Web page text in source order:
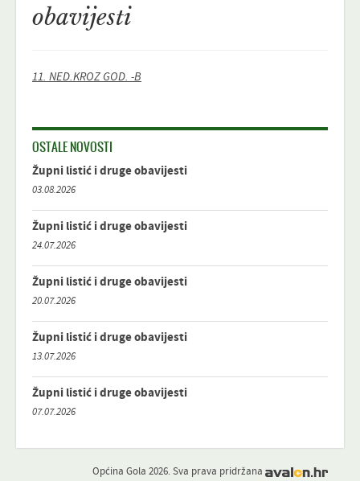
obavijesti
11. NED.KROZ GOD. -B
OSTALE NOVOSTI
Župni listić i druge obavijesti
03.08.2026
Župni listić i druge obavijesti
24.07.2026
Župni listić i druge obavijesti
20.07.2026
Župni listić i druge obavijesti
13.07.2026
Župni listić i druge obavijesti
07.07.2026
Općina Gola 2026. Sva prava pridržana